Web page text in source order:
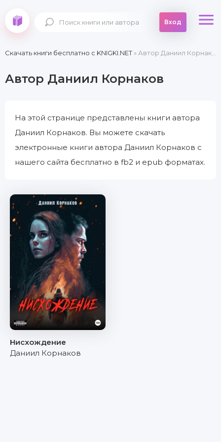
Вход
Скачать книги бесплатно c KNIGKI.NET» Автор Даниил Корнаков
Автор Даниил Корнаков
На этой странице представлены книги автора
Даниил Корнаков. Вы можете скачать
электронные книги автора Даниил Корнаков с
нашего сайта бесплатно в fb2 и epub форматах.
Нисхождение
Даниил Корнаков